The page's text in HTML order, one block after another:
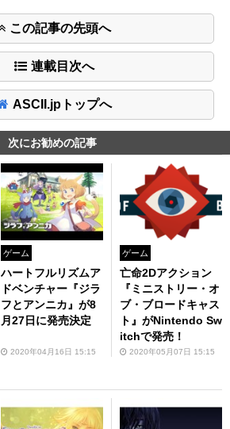
この記事の先頭へ
連載目次へ
ASCII.jpトップへ
次にお勧めの記事
ゲーム
ハートフルリズムア
ドベンチャー『ジラ
フとアンニカ』が8
月27日に発売決定
2020年04月16日 15:15
ゲーム
亡命2Dアクション
『ミニストリー・オ
ブ・ブロードキャス
ト』がNintendo Sw
itchで発売！
2020年05月07日 15:15